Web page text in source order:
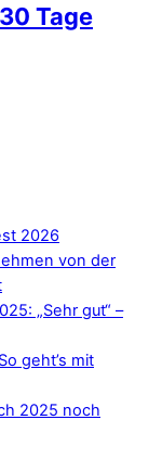
Tage
2026
von der
„Sehr gut“ –
geht’s mit
2025 noch